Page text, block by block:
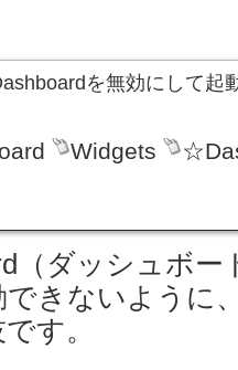
を無効にして起
Widgets
（ダッシュボー
できないように
す。